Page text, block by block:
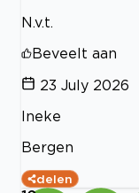
N.v.t.
Beveelt aan
23 July 2026
Ineke
Bergen
delen